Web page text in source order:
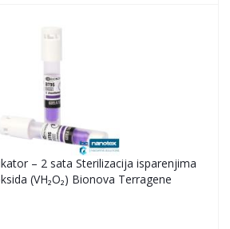
– 2 sata Sterilizacija isparenjima
(VH₂O₂) Bionova Terragene